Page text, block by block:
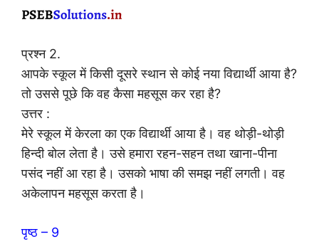
प्रश्न 2.
आपके स्कूल में किसी दूसरे स्थान से कोई नया विद्यार्थी आया है?
तो उससे पूछे कि वह कैसा महसूस कर रहा है?
उत्तर :
मेरे स्कूल में केरला का एक विद्यार्थी आया है। वह थोड़ी-थोड़ी
हिन्दी बोल लेता है। उसे हमारा रहन-सहन तथा खाना-पीना
पसंद नहीं आ रहा है। उसको भाषा की समझ नहीं लगती। वह
अकेलापन महसूस करता है।
पृष्ठ – 9